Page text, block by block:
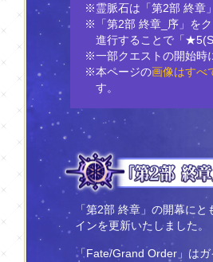
※霊脈石は「第2部 終章
※「第2部 終章_序」を
進行することで「
※一部クエストの開始時
※本ページの画像はすべ
す。
「第2部 終章」の開幕に
インを更新いたしました。
「Fate/Grand Order」は